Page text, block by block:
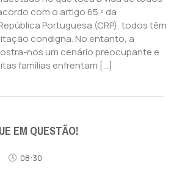
com o artigo 65.º da
Portuguesa (CRP), todos têm
condigna. No entanto, a
nos um cenário preocupante e
famílias enfrentam […]
EM QUESTÃO!
08:30